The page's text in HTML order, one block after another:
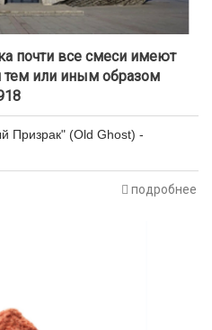
почти все смеси имеют
или иным образом
Призрак" (Old Ghost) -
подробнее